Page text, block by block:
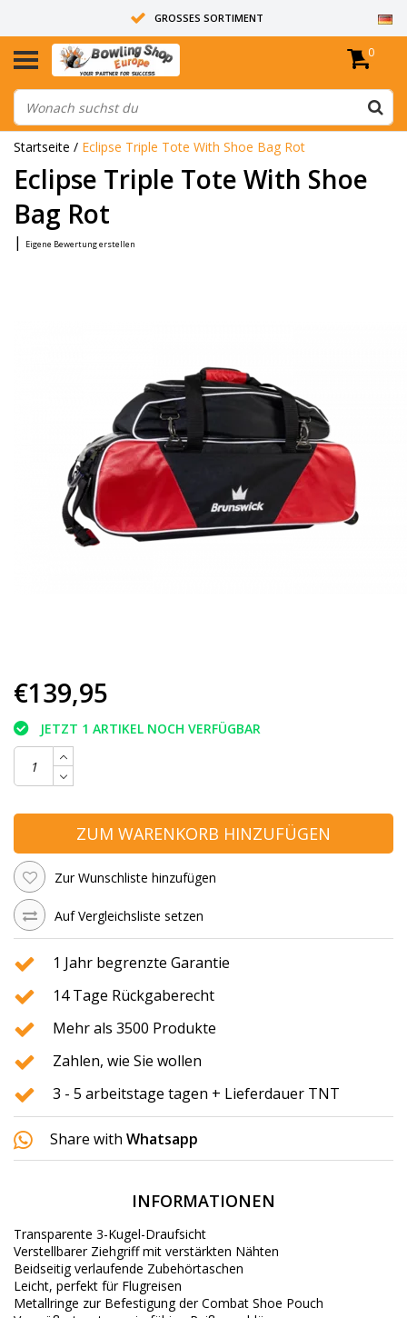
GROSSES SORTIMENT
14 TAGE RÜCKGABERECHT
ALLE BOWLINGKUGELN SIND UNGEBOHRT
0
Startseite / Eclipse Triple Tote With Shoe Bag Rot
Eclipse Triple Tote With Shoe
Bag Rot
| Eigene Bewertung erstellen
€139,95
JETZT 1 ARTIKEL NOCH VERFÜGBAR
ZUM WARENKORB HINZUFÜGEN
Zur Wunschliste hinzufügen
Auf Vergleichsliste setzen
1 Jahr begrenzte Garantie
14 Tage Rückgaberecht
Mehr als 3500 Produkte
Zahlen, wie Sie wollen
3 - 5 arbeitstage tagen + Lieferdauer TNT
Share with Whatsapp
INFORMATIONEN
Transparente 3-Kugel-Draufsicht
Verstellbarer Ziehgriff mit verstärkten Nähten
Beidseitig verlaufende Zubehörtaschen
Leicht, perfekt für Flugreisen
Metallringe zur Befestigung der Combat Shoe Pouch